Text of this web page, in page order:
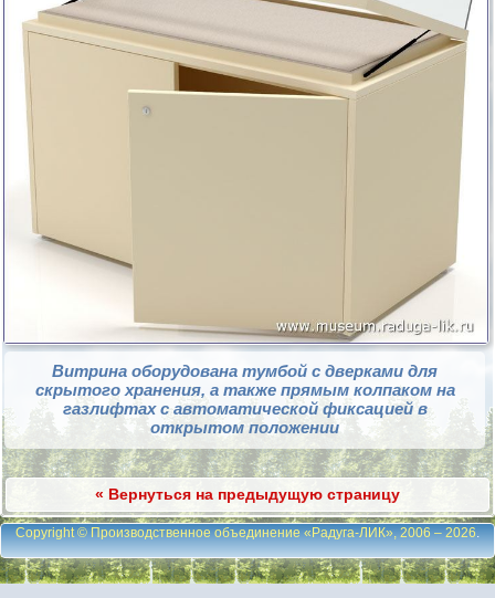
Витрина оборудована тумбой с дверками для
скрытого хранения, а также прямым колпаком на
газлифтах с автоматической фиксацией в
открытом положении
« Вернуться на предыдущую страницу
Copyright © Производственное объединение «Радуга-ЛИК», 2006 – 2026.